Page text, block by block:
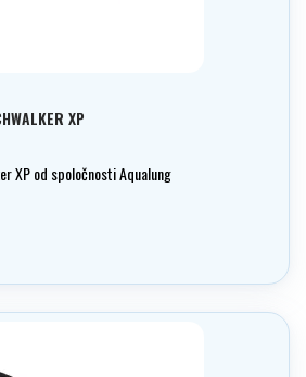
XP
XP od spoločnosti Aqualung